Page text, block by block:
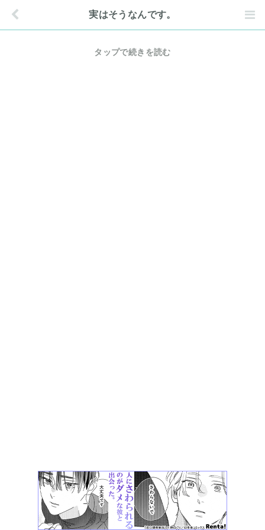
実はそうなんです。
タップで続きを読む